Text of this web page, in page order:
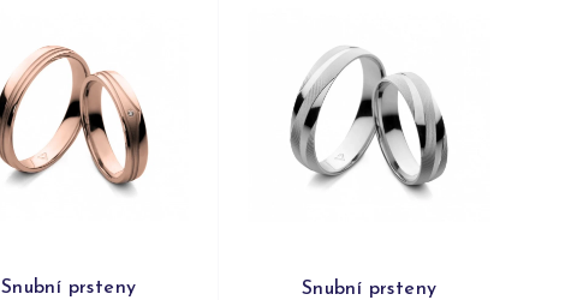
Snubní prsteny Snubní prsteny